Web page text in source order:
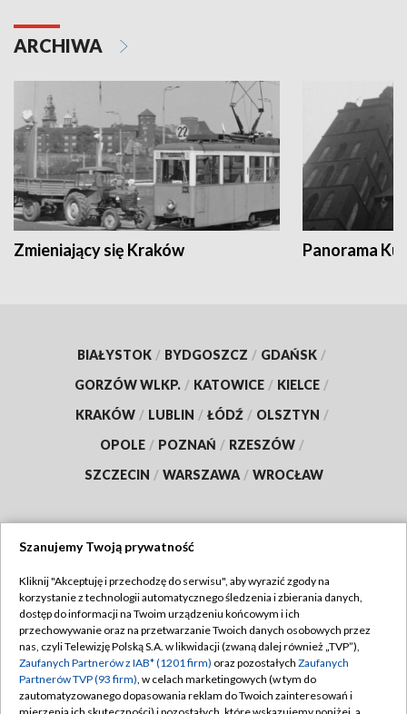
ARCHIWA
Zmieniający się Kraków Panorama
BIAŁYSTOK / BYDGOSZCZ / GDAŃSK /
GORZÓW WLKP. / KATOWICE / KIELCE /
KRAKÓW / LUBLIN / ŁÓDŹ / OLSZTYN /
OPOLE / POZNAŃ / RZESZÓW /
SZCZECIN / WARSZAWA / WROCŁAW
TVP
Abonament TVP
Emisja w TVP
Centrum informacji TVP
Regulamin TVP
Polityka prywatności
Moje zgody
Szanujemy Twoją prywatność
Kliknij "Akceptuję i przechodzę do serwisu", aby wyrazić zgody na
korzystanie z technologii automatycznego śledzenia i zbierania danych,
dostęp do informacji na Twoim urządzeniu końcowym i ich
przechowywanie oraz na przetwarzanie Twoich danych osobowych przez
nas, czyli Telewizję Polską S.A. w likwidacji (zwaną dalej również „TVP”),
Zaufanych Partnerów z IAB* (1201 firm) oraz pozostałych Zaufanych
Partnerów TVP (93 firm), w celach marketingowych (w tym do
zautomatyzowanego dopasowania reklam do Twoich zainteresowań i